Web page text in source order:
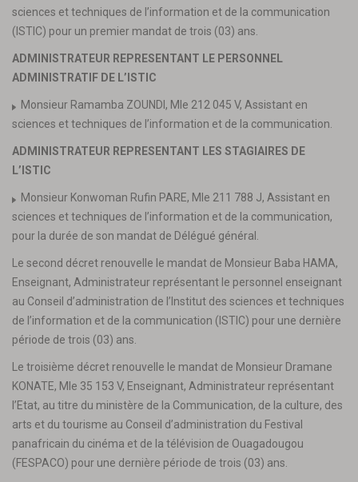
sciences et techniques de l’information et de la communication
(ISTIC) pour un premier mandat de trois (03) ans.
ADMINISTRATEUR REPRESENTANT LE PERSONNEL
ADMINISTRATIF DE L’ISTIC
Monsieur Ramamba ZOUNDI, Mle 212 045 V, Assistant en
sciences et techniques de l’information et de la communication.
ADMINISTRATEUR REPRESENTANT LES STAGIAIRES DE
L’ISTIC
Monsieur Konwoman Rufin PARE, Mle 211 788 J, Assistant en
sciences et techniques de l’information et de la communication,
pour la durée de son mandat de Délégué général.
Le second décret renouvelle le mandat de Monsieur Baba HAMA,
Enseignant, Administrateur représentant le personnel enseignant
au Conseil d’administration de l’Institut des sciences et techniques
de l’information et de la communication (ISTIC) pour une dernière
période de trois (03) ans.
Le troisième décret renouvelle le mandat de Monsieur Dramane
KONATE, Mle 35 153 V, Enseignant, Administrateur représentant
l’Etat, au titre du ministère de la Communication, de la culture, des
arts et du tourisme au Conseil d’administration du Festival
panafricain du cinéma et de la télévision de Ouagadougou
(FESPACO) pour une dernière période de trois (03) ans.